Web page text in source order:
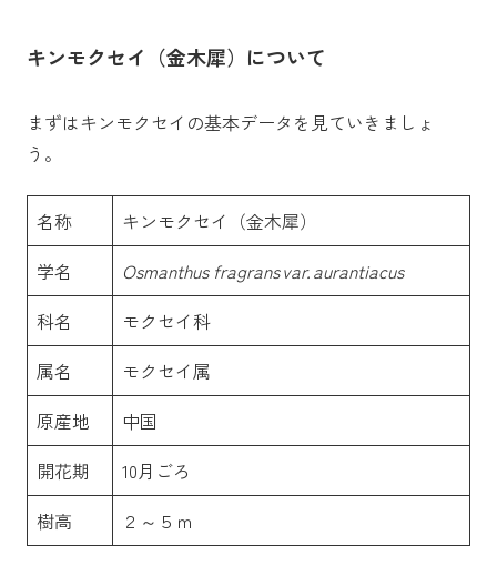
キンモクセイ（金木犀）について
まずはキンモクセイの基本データを見ていきましょ
う。
名称
キンモクセイ（金木犀）
学名
Osmanthus fragrans var. aurantiacus
科名
モクセイ科
属名
モクセイ属
原産地
中国
開花期
10月ごろ
樹高
２～５ｍ